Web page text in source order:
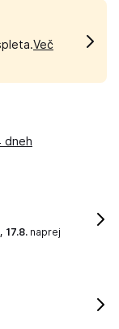
Več
dneh
17.8. naprej